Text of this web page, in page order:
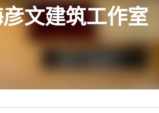
文建筑工作室